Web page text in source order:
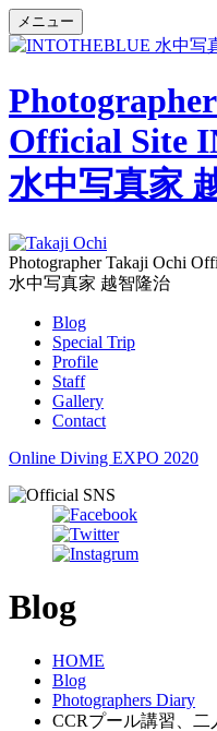
メニュー
Official Site
水中写真家
Photographer Takaji Ochi
水中写真家 越智隆治
Blog
Special Trip
Profile
Staff
Gallery
Contact
Online Diving EXPO 2020
Blog
HOME
Blog
Photographers Diary
CCRプール講習、